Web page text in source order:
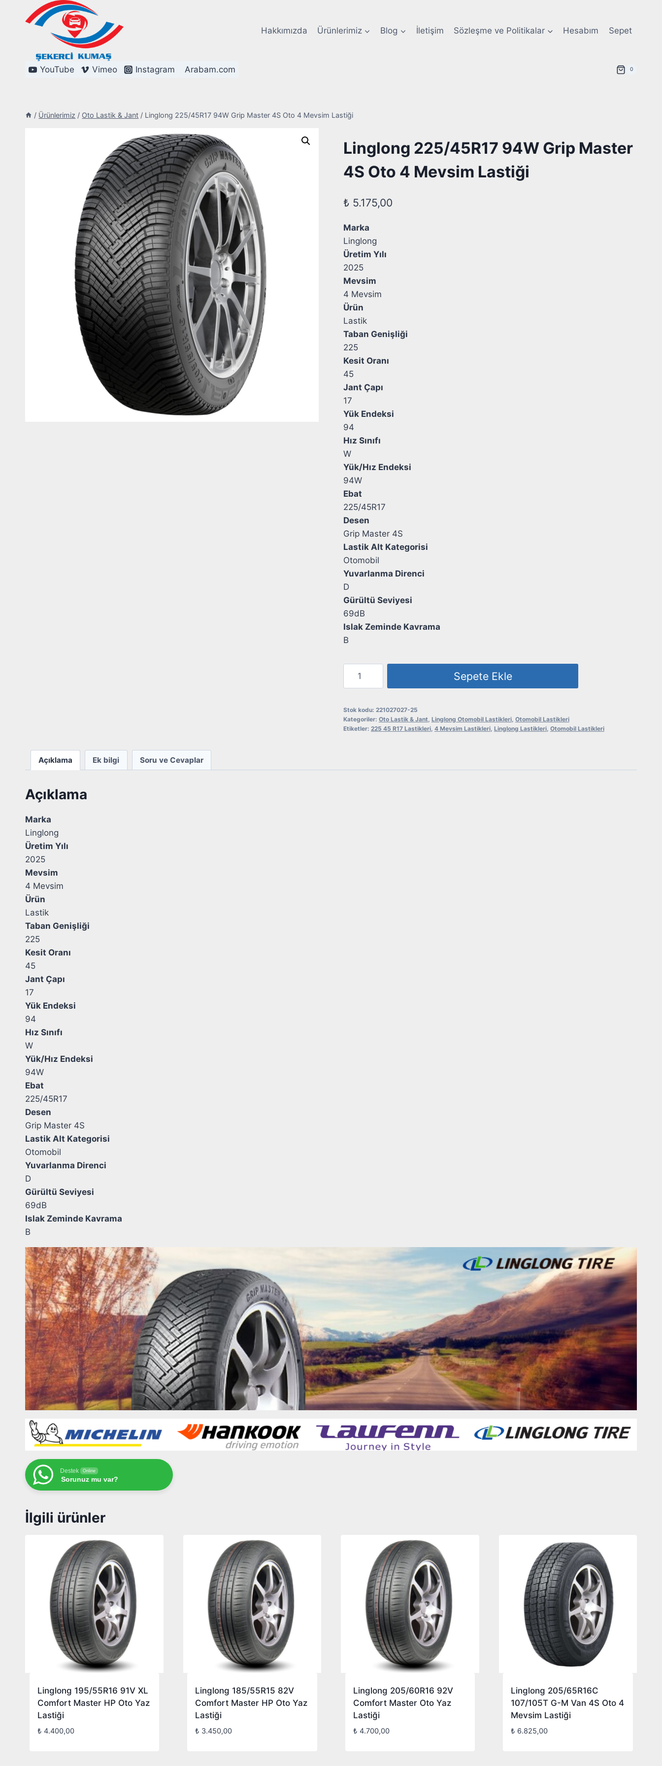
Hakkımızda Ürünlerimiz Blog İletişim Sözleşme ve Politikalar Hesabım Sepet
YouTube Vimeo Instagram Arabam.com 0
/ Ürünlerimiz / Oto Lastik & Jant / Linglong 225/45R17 94W Grip Master 4S Oto 4 Mevsim Lastiği
Linglong 225/45R17 94W Grip Master
4S Oto 4 Mevsim Lastiği
₺ 5.175,00
Marka
Linglong
Üretim Yılı
2025
Mevsim
4 Mevsim
Ürün
Lastik
Taban Genişliği
225
Kesit Oranı
45
Jant Çapı
17
Yük Endeksi
94
Hız Sınıfı
W
Yük/Hız Endeksi
94W
Ebat
225/45R17
Desen
Grip Master 4S
Lastik Alt Kategorisi
Otomobil
Yuvarlanma Direnci
D
Gürültü Seviyesi
69dB
Islak Zeminde Kavrama
B
Grip
Master
Sepete Ekle
Stok kodu: 221027027-25
Kategoriler: Oto Lastik & Jant, Linglong Otomobil Lastikleri, Otomobil Lastikleri
Etiketler: 225 45 R17 Lastikleri, 4 Mevsim Lastikleri, Linglong Lastikleri, Otomobil Lastikleri
Açıklama Ek bilgi Soru ve Cevaplar
Açıklama
Marka
Linglong
Üretim Yılı
2025
Mevsim
4 Mevsim
Ürün
Lastik
Taban Genişliği
225
Kesit Oranı
45
Jant Çapı
17
Yük Endeksi
94
Hız Sınıfı
W
Yük/Hız Endeksi
94W
Ebat
225/45R17
Desen
Grip Master 4S
Lastik Alt Kategorisi
Otomobil
Yuvarlanma Direnci
D
Gürültü Seviyesi
69dB
Islak Zeminde Kavrama
B
Destek Online
Sorunuz mu var?
İlgili ürünler
Linglong 195/55R16 91V XL
Comfort Master HP Oto Yaz
Lastiği
₺ 4.400,00
Linglong 185/55R15 82V
Comfort Master HP Oto Yaz
Lastiği
₺ 3.450,00
Linglong 205/60R16 92V
Comfort Master Oto Yaz
Lastiği
₺ 4.700,00
Linglong 205/65R16C
107/105T G-M Van 4S Oto 4
Mevsim Lastiği
₺ 6.825,00